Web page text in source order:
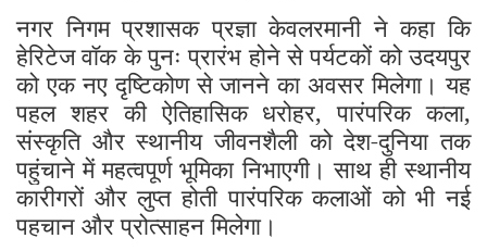
नगर निगम प्रशासक प्रज्ञा केवलरमानी ने कहा कि
हेरिटेज वॉक के पुनः प्रारंभ होने से पर्यटकों को उदयपुर
को एक नए दृष्टिकोण से जानने का अवसर मिलेगा। यह
पहल शहर की ऐतिहासिक धरोहर, पारंपरिक कला,
संस्कृति और स्थानीय जीवनशैली को देश-दुनिया तक
पहुंचाने में महत्वपूर्ण भूमिका निभाएगी। साथ ही स्थानीय
कारीगरों और लुप्त होती पारंपरिक कलाओं को भी नई
पहचान और प्रोत्साहन मिलेगा।